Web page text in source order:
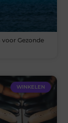
Gezonde
WINKELEN